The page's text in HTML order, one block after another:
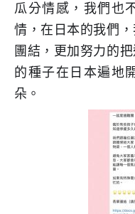
瓜分情感，我們也
情，在日本的我們
團結，更加努力的
的種子在日本遍地
朵。